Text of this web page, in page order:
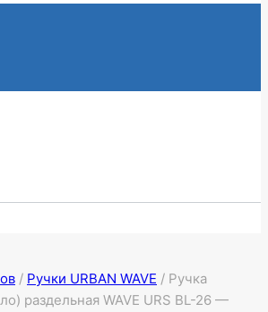
/ Ручки URBAN WAVE / Ручка
раздельная WAVE URS BL-26 —